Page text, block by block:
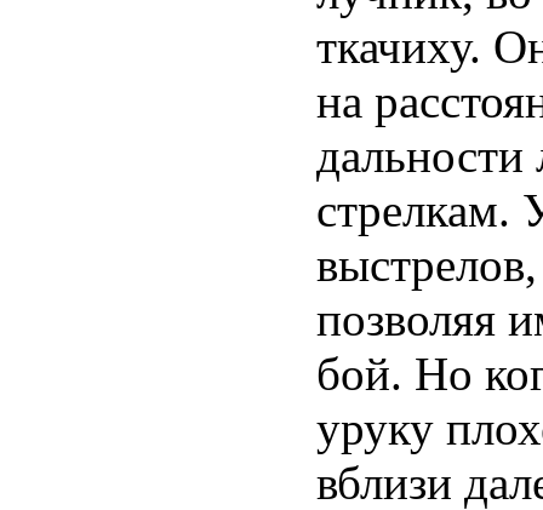
ткачиху.
на
стрелкам.
позволяя
бой. Но
уруку
вблизи